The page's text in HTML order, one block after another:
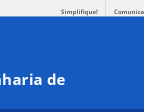
Simplifique!
de